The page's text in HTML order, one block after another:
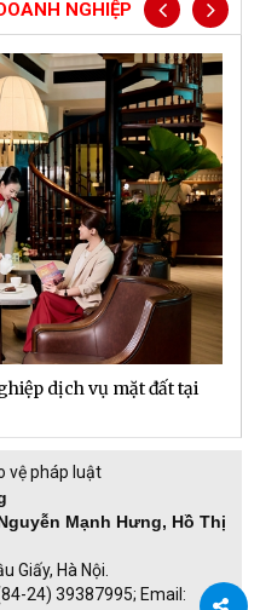
NGHIỆP
dịch vụ mặt đất tại
vệ pháp luật
Mạnh Hưng, Hồ Thị
Giấy, Hà Nội.
24) 39387995; Email: